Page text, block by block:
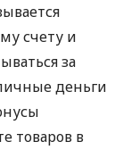
счету и
за
деньги
товаров в